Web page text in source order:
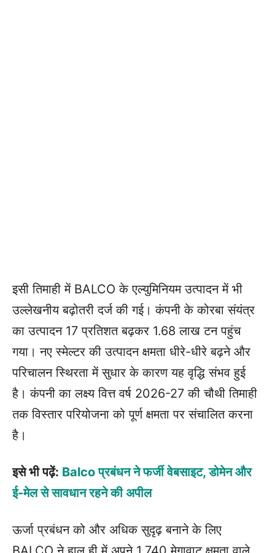
इसी तिमाही में BALCO के एल्युमिनियम उत्पादन में भी
उल्लेखनीय बढ़ोतरी दर्ज की गई। कंपनी के कोरबा संयंत्र
का उत्पादन 17 प्रतिशत बढ़कर 1.68 लाख टन पहुंच
गया। नए स्मेल्टर की उत्पादन क्षमता धीरे-धीरे बढ़ने और
परिचालन स्थिरता में सुधार के कारण यह वृद्धि संभव हुई
है। कंपनी का लक्ष्य वित्त वर्ष 2026-27 की चौथी तिमाही
तक विस्तार परियोजना को पूर्ण क्षमता पर संचालित करना
है।
इसे भी पढ़ें: Balco प्रबंधन ने फर्जी वेबसाइट, डोमेन और
ई-मेल से सावधान रहने की अपील
ऊर्जा प्रबंधन को और अधिक सुदृढ़ बनाने के लिए